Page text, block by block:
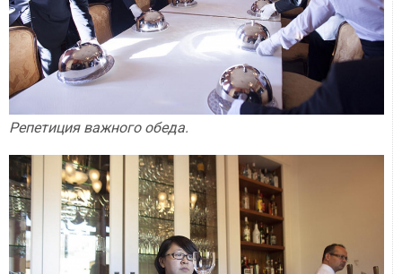
Репетиция важного обеда.